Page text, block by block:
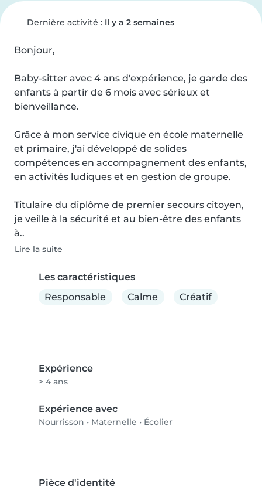
Dernière activité : Il y a 2 semaines
Bonjour,
Baby-sitter avec 4 ans d'expérience, je garde des
enfants à partir de 6 mois avec sérieux et
bienveillance.
Grâce à mon service civique en école maternelle
et primaire, j'ai développé de solides
compétences en accompagnement des enfants,
en activités ludiques et en gestion de groupe.
Titulaire du diplôme de premier secours citoyen,
je veille à la sécurité et au bien-être des enfants
à..
Lire la suite
Les caractéristiques
Responsable
Calme Créatif
Expérience
> 4 ans
Expérience avec
Nourrisson • Maternelle • Écolier
Pièce d'identité